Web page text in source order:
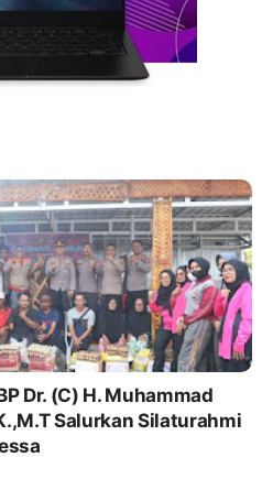
Dr. (C) H. Muhammad
Salurkan Silaturahmi